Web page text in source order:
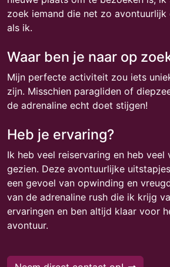
zoek iemand die net zo
als ik.
Waar ben je naar op
Mijn perfecte activiteit zou iets
zijn. Misschien paragliden of
de adrenaline echt doet stijgen!
Heb je ervaring?
Ik heb veel reiservaring en heb veel
gezien. Deze avontuurlijke
een gevoel van opwinding en
van de adrenaline rush die ik krijg
ervaringen en ben altijd klaar voor
avontuur.